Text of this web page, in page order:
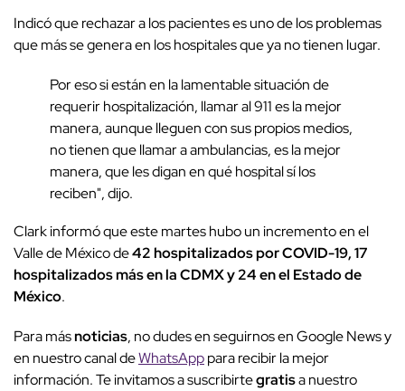
Indicó que rechazar a los pacientes es uno de los problemas
que más se genera en los hospitales que ya no tienen lugar.
Por eso si están en la lamentable situación de
requerir hospitalización, llamar al 911 es la mejor
manera, aunque lleguen con sus propios medios,
no tienen que llamar a ambulancias, es la mejor
manera, que les digan en qué hospital sí los
reciben", dijo.
Clark informó que este martes hubo un incremento en el
Valle de México de42 hospitalizados por COVID-19, 17
hospitalizados más en la CDMX y 24 en el Estado de
México.
Para másnoticias, no dudes en seguirnos en Google News y
en nuestro canal deWhatsApppara recibir la mejor
información. Te invitamos a suscribirtegratisa nuestro